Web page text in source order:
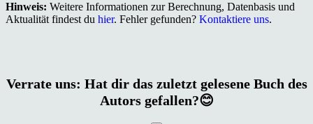
Hinweis: Weitere Informationen zur Berechnung, Datenbasis und
Aktualität findest du hier. Fehler gefunden? Kontaktiere uns.
Verrate uns: Hat dir das zuletzt gelesene Buch des
Autors gefallen?😊